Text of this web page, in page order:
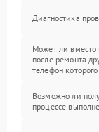
Диагностика
Может ли вместо
после ремонта
телефон
Возможно ли
процессе